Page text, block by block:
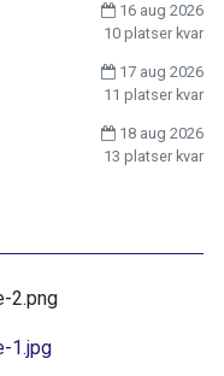
16 aug 2026
10 platser kvar
17 aug 2026
11 platser kvar
18 aug 2026
13 platser kvar